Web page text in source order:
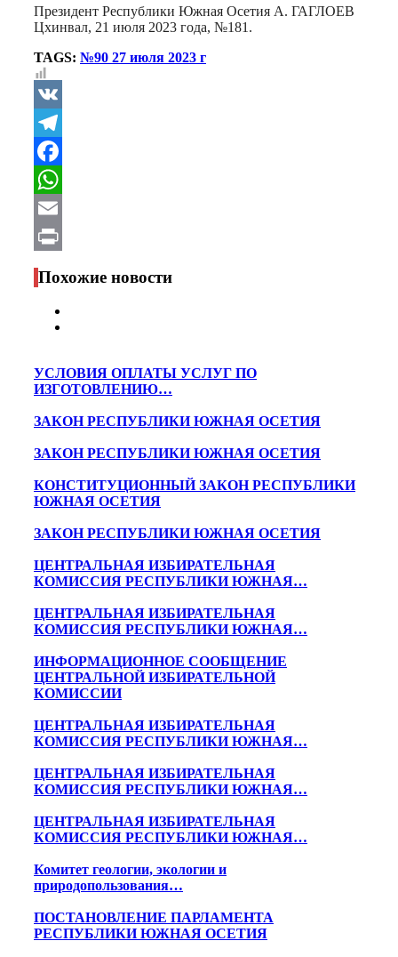
Президент Республики Южная Осетия А. ГАГЛОЕВ
Цхинвал, 21 июля 2023 года, №181.
TAGS: №90 27 июля 2023 г
VK
Telegram
Facebook
WhatsApp
Email
Print
Похожие новости
УСЛОВИЯ ОПЛАТЫ УСЛУГ ПО
ИЗГОТОВЛЕНИЮ…
ЗАКОН РЕСПУБЛИКИ ЮЖНАЯ ОСЕТИЯ
ЗАКОН РЕСПУБЛИКИ ЮЖНАЯ ОСЕТИЯ
КОНСТИТУЦИОННЫЙ ЗАКОН РЕСПУБЛИКИ
ЮЖНАЯ ОСЕТИЯ
ЗАКОН РЕСПУБЛИКИ ЮЖНАЯ ОСЕТИЯ
ЦЕНТРАЛЬНАЯ ИЗБИРАТЕЛЬНАЯ
КОМИССИЯ РЕСПУБЛИКИ ЮЖНАЯ…
ЦЕНТРАЛЬНАЯ ИЗБИРАТЕЛЬНАЯ
КОМИССИЯ РЕСПУБЛИКИ ЮЖНАЯ…
ИНФОРМАЦИОННОЕ СООБЩЕНИЕ
ЦЕНТРАЛЬНОЙ ИЗБИРАТЕЛЬНОЙ
КОМИССИИ
ЦЕНТРАЛЬНАЯ ИЗБИРАТЕЛЬНАЯ
КОМИССИЯ РЕСПУБЛИКИ ЮЖНАЯ…
ЦЕНТРАЛЬНАЯ ИЗБИРАТЕЛЬНАЯ
КОМИССИЯ РЕСПУБЛИКИ ЮЖНАЯ…
ЦЕНТРАЛЬНАЯ ИЗБИРАТЕЛЬНАЯ
КОМИССИЯ РЕСПУБЛИКИ ЮЖНАЯ…
Комитет геологии, экологии и
природопользования…
ПОСТАНОВЛЕНИЕ ПАРЛАМЕНТА
РЕСПУБЛИКИ ЮЖНАЯ ОСЕТИЯ